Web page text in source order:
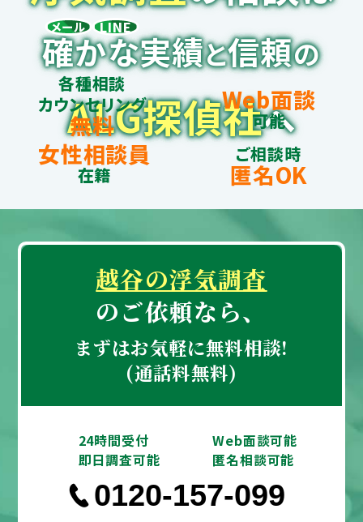
確かな実績と信頼の
ALG探偵社へ
メール LINE
各種相談
カウンセリング
無料
Web面談
可能
女性相談員
在籍
ご相談時
匿名OK
越谷の浮気調査
のご依頼なら、
まずはお気軽に無料相談!
(通話料無料)
24時間受付
Web面談可能
即日調査可能
匿名相談可能
0120-157-099